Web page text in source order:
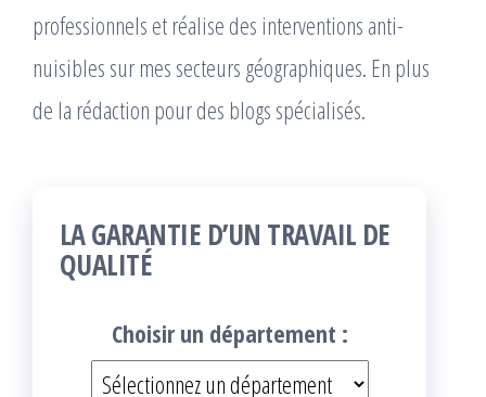
professionnels et réalise des interventions anti-
nuisibles sur mes secteurs géographiques. En plus
de la rédaction pour des blogs spécialisés.
LA GARANTIE D’UN TRAVAIL DE
QUALITÉ
Choisir un département :